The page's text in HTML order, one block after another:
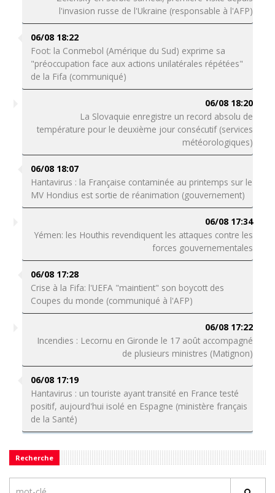
l'invasion russe de l'Ukraine (responsable à l'AFP)
06/08 18:22
Foot: la Conmebol (Amérique du Sud) exprime sa
"préoccupation face aux actions unilatérales répétées"
de la Fifa (communiqué)
06/08 18:20
La Slovaquie enregistre un record absolu de
température pour le deuxième jour consécutif (services
météorologiques)
06/08 18:07
Hantavirus : la Française contaminée au printemps sur le
MV Hondius est sortie de réanimation (gouvernement)
06/08 17:34
Yémen: les Houthis revendiquent les attaques contre les
forces gouvernementales
06/08 17:28
Crise à la Fifa: l'UEFA "maintient" son boycott des
Coupes du monde (communiqué à l'AFP)
06/08 17:22
Incendies : Lecornu en Gironde le 17 août accompagné
de plusieurs ministres (Matignon)
06/08 17:19
Hantavirus : un touriste ayant transité en France testé
positif, aujourd'hui isolé en Espagne (ministère français
de la Santé)
Recherche